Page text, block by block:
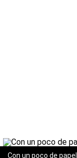
Con un poco de